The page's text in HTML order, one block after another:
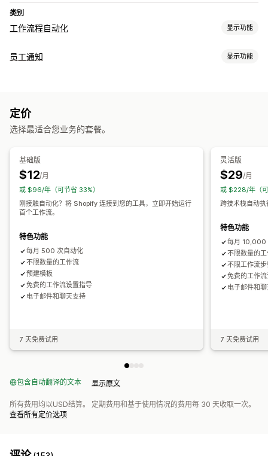
类别
工作流程自动化 显示功能
自动化任务
自定义
自定义工作流程
员工通知 显示功能
退货和换货
付款提醒 任务分配 客户通知
通知规则
附件
标记
多渠道
定价
选择最适合您业务的套餐。
基础版
$12/月
或 $96/年（可节省 33%）
刚接触自动化？将 Shopify 连接到您的工具，立即开始运行
首个工作流。
特色功能
每月 500 次自动化
不限数量的工作流
预建模板
免费的工作流设置指导
电子邮件和聊天支持
7 天免费试用
灵活版
$29/月
或 $228/年（
跨技术栈自动
特色功能
每月 10,000
不限数量的
不限工作流
免费的工作
电子邮件和
7 天免费试用
包含自动翻译的文本 显示原文
所有费用均以USD结算。 定期费用和基于使用情况的费用每 30 天收取一次。
查看所有定价选项